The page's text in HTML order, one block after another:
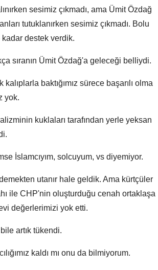
sesimiz çıkmadı, ama Ümit Özdağ
tutuklanırken sesimiz çıkmadı. Bolu
destek verdik.
sıranın Ümit Özdağ'a geleceği belliydi.
baktığımız sürece başarılı olma
yok.
kuklaları tarafından yerle yeksan
İslamcıyım, solcuyum, vs diyemiyor.
utanır hale geldik. Ama kürtçüler
ile CHP'nin oluşturduğu cenah ortaklaşa
değerlerimizi yok etti.
artık tükendi.
kaldı mı onu da bilmiyorum.